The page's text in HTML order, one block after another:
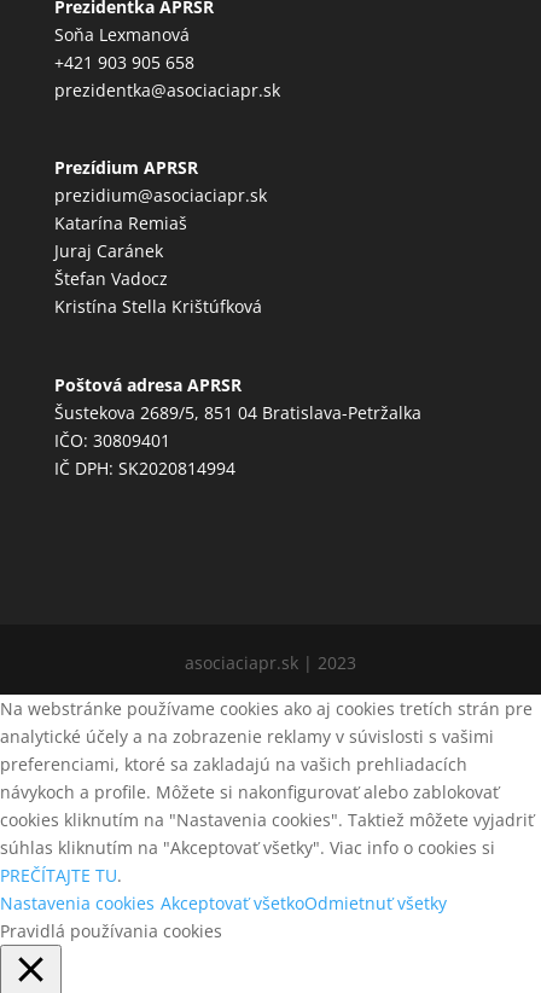
Prezidentka APRSR
Soňa Lexmanová
+421 903 905 658
prezidentka@asociaciapr.sk
Prezídium APRSR
prezidium@asociaciapr.sk
Katarína Remiaš
Juraj Caránek
Štefan Vadocz
Kristína Stella Krištúfková
Poštová adresa APRSR
Šustekova 2689/5, 851 04 Bratislava-Petržalka
IČO: 30809401
IČ DPH: SK2020814994
asociaciapr.sk | 2023
Na webstránke používame cookies ako aj cookies tretích strán pre
analytické účely a na zobrazenie reklamy v súvislosti s vašimi
preferenciami, ktoré sa zakladajú na vašich prehliadacích
návykoch a profile. Môžete si nakonfigurovať alebo zablokovať
cookies kliknutím na "Nastavenia cookies". Taktiež môžete vyjadriť
súhlas kliknutím na "Akceptovať všetky". Viac info o cookies si
PREČÍTAJTE TU.
Nastavenia cookies Akceptovať všetkoOdmietnuť všetky
Pravidlá používania cookies